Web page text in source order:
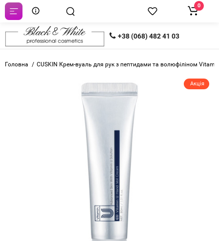
+38 (068) 482 41 03
0
Головна CUSKIN Крем-вуаль для рук з пептидами та волюфіліном
Акція